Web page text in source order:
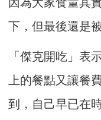
下，但最後還是
「傑克開吃」表
上的餐點又讓餐
到，自己早已在